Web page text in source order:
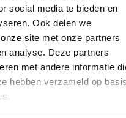
social media te bieden en
Ook delen we
site met onze partners
analyse. Deze partners
met andere informatie
hebben verzameld op
kwaliteit
van de vlag. We
op
gewenste formaat
dan kunnen we
leveren. Stuur
mail. Hieronder lees